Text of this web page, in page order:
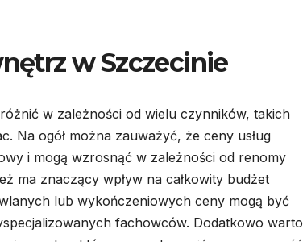
w Szczecinie
w zależności od wielu czynników, takich
Na ogół można zauważyć, że ceny usług
i mogą wzrosnąć w zależności od renomy
ma znaczący wpływ na całkowity budżet
lub wykończeniowych ceny mogą być
fachowców. Dodatkowo warto